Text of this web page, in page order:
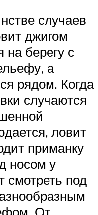
случаев
джигом
на берегу с
а
рядом. Когда
случаются
ловит
приманку
носом у
смотреть под
От